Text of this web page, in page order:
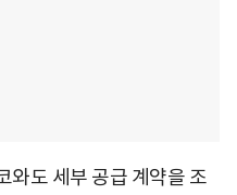
와도 세부 공급 계약을 조